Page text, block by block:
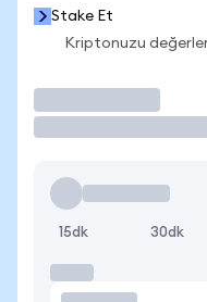
Stake Et
Kriptonuzu
15dk 30dk